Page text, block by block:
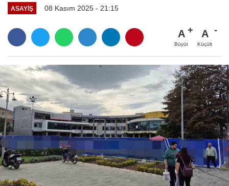
ASAYIŞ 08 Kasım 2025 - 21:15
A
Büyüt
A
Küçült